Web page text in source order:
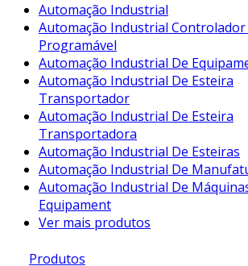
Automação Industrial
Automação Industrial Controlador
Programável
Automação Industrial De
Automação Industrial De Esteira
Transportador
Automação Industrial De Esteira
Transportadora
Automação Industrial De Esteiras
Automação Industrial De
Automação Industrial De
Equipament
Ver mais produtos
Produtos